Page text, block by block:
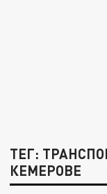
ТЕГ:
КЕМЕРОВЕ